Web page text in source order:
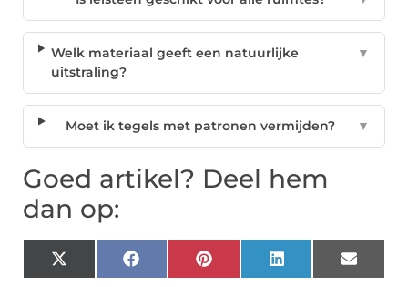
Welk materiaal geeft een natuurlijke
uitstraling?
▼
Moet ik tegels met patronen vermijden? ▼
Goed artikel? Deel hem
dan op:
X
(Twitter)
Facebook Pinterest LinkedIn Email